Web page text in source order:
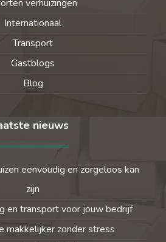
verhuizingen
Internationaal
Transport
Gastblogs
Blog
nieuws
eenvoudig en zorgeloos kan
zijn
en transport voor jouw bedrijf
makkelijker zonder stress